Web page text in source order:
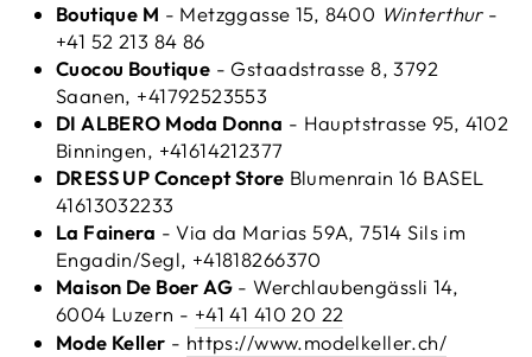
Boutique M - Metzggasse 15, 8400 Winterthur-
+41 52 213 84 86
Cuocou Boutique - Gstaadstrasse 8, 3792
Saanen, +41792523553
DI ALBERO Moda Donna - Hauptstrasse 95, 4102
Binningen, +41614212377
DRESS UP Concept Store Blumenrain 16 BASEL
41613032233
La Fainera - Via da Marias 59A, 7514 Sils im
Engadin/Segl, +41818266370
Maison De Boer AG - Werchlaubengässli 14,
6004 Luzern - +41 41 410 20 22
Mode Keller - https://www.modelkeller.ch/